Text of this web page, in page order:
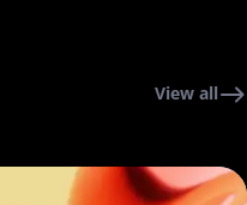
View all